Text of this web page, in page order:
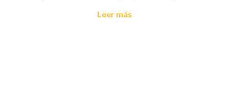
Leer más